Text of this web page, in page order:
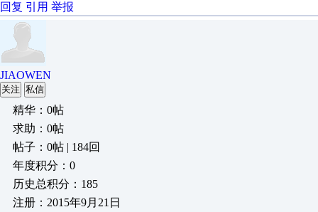
回复 引用 举报
JIAOWEN
关注 私信
精华：0帖
求助：0帖
帖子：0帖 | 184回
年度积分：0
历史总积分：185
注册：2015年9月21日